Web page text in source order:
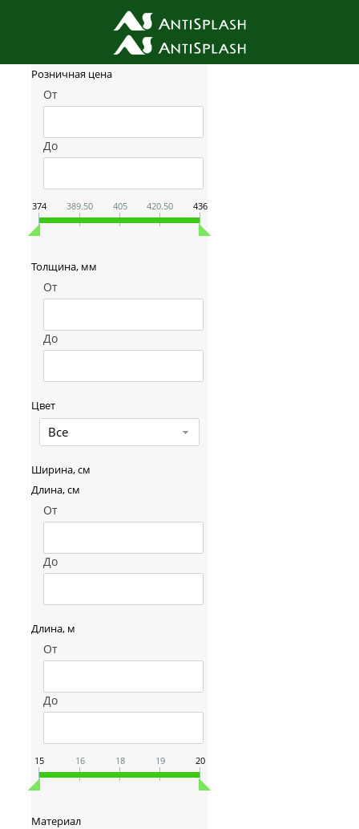
Фильтр товаров
Розничная цена
От
До
374 389.50 405 420.50 436
Толщина, мм
От
До
Цвет
Все
Ширина, см
Длина, см
От
До
Длина, м
От
До
15 16 18 19 20
Материал